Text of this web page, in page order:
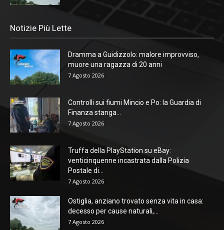
Notizie Più Lette
Dramma a Guidizzolo: malore improvviso,
muore una ragazza di 20 anni
7 Agosto 2026
Controlli sui fiumi Mincio e Po: la Guardia di
Finanza stanga...
7 Agosto 2026
Truffa della PlayStation su eBay:
venticinquenne incastrata dalla Polizia
Postale di...
7 Agosto 2026
Ostiglia, anziano trovato senza vita in casa:
decesso per cause naturali,...
7 Agosto 2026